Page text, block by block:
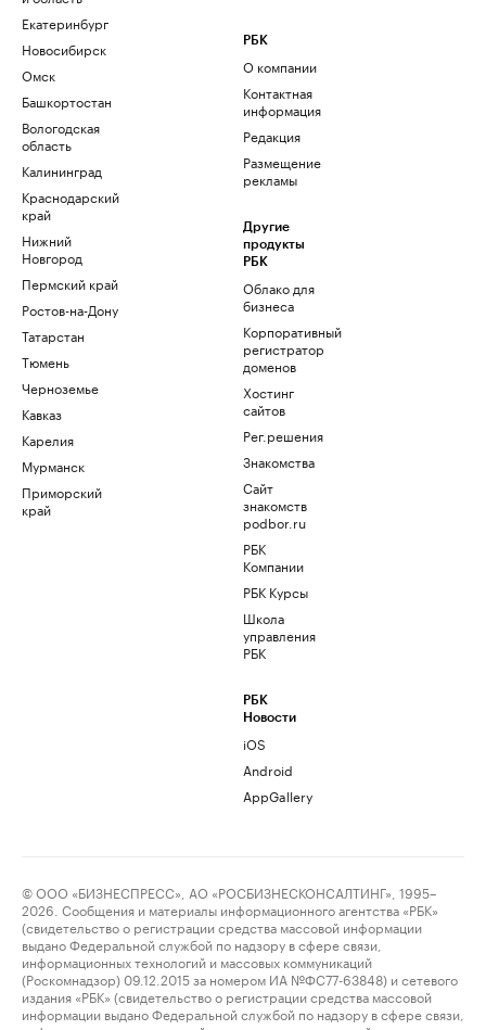
Екатеринбург
Новосибирск
Омск
Башкортостан
Вологодская
область
Калининград
Краснодарский
край
Нижний
Новгород
Пермский край
Ростов-на-Дону
Татарстан
Тюмень
Черноземье
Кавказ
Карелия
Мурманск
Приморский
край
РБК
О компании
Контактная
информация
Редакция
Размещение
рекламы
Другие
продукты
РБК
Облако для
бизнеса
Корпоративный
регистратор
доменов
Хостинг
сайтов
Рег.решения
Знакомства
Сайт
знакомств
podbor.ru
РБК
Компании
РБК Курсы
Школа
управления
РБК
РБК
Новости
iOS
Android
AppGallery
© ООО «БИЗНЕСПРЕСС», АО «РОСБИЗНЕСКОНСАЛТИНГ», 1995–
2026. Сообщения и материалы информационного агентства «РБК»
(свидетельство о регистрации средства массовой информации
выдано Федеральной службой по надзору в сфере связи,
информационных технологий и массовых коммуникаций
(Роскомнадзор) 09.12.2015 за номером ИА №ФС77-63848) и сетевого
издания «РБК» (свидетельство о регистрации средства массовой
информации выдано Федеральной службой по надзору в сфере связи,